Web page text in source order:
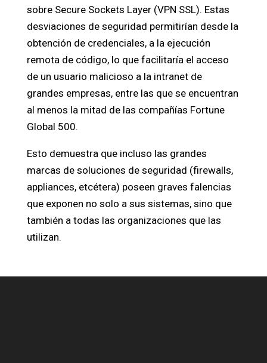
sobre Secure Sockets Layer (VPN SSL). Estas
desviaciones de seguridad permitirían desde la
obtención de credenciales, a la ejecución
remota de código, lo que facilitaría el acceso
de un usuario malicioso a la intranet de
grandes empresas, entre las que se encuentran
al menos la mitad de las compañías Fortune
Global 500.
Esto demuestra que incluso las grandes
marcas de soluciones de seguridad (firewalls,
appliances, etcétera) poseen graves falencias
que exponen no solo a sus sistemas, sino que
también a todas las organizaciones que las
utilizan.